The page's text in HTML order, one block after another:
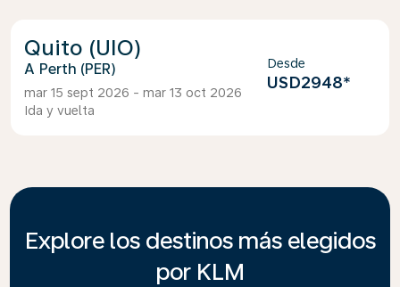
Quito (UIO)
Perth (PER)
mar 15 sept 2026 - mar 13 oct 2026
Ida y vuelta
Desde
USD2948*
Explore los destinos más elegidos
por KLM